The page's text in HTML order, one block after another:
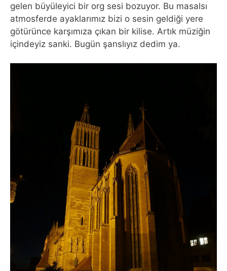
gelen büyüleyici bir org sesi bozuyor. Bu masalsı
atmosferde ayaklarımız bizi o sesin geldiği yere
götürünce karşımıza çıkan bir kilise. Artık müziğin
içindeyiz sanki. Bugün şanslıyız dedim ya.